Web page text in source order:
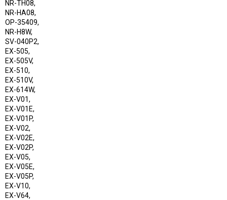
NR-TH08,
NR-HA08,
OP-35409,
NR-H8W,
SV-040P2,
EX-505,
EX-505V,
EX-510,
EX-510V,
EX-614W,
EX-V01,
EX-V01E,
EX-V01P,
EX-V02,
EX-V02E,
EX-V02P,
EX-V05,
EX-V05E,
EX-V05P,
EX-V10,
EX-V64,